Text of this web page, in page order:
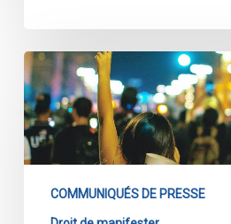
L’ACLC
réagit
à
l’annonce
par
premierCOMMUNIQUÉS DE PRESSE